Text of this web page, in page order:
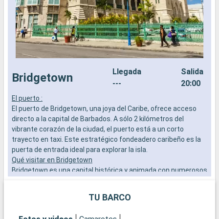
Bridgetown
Llegada
---
Salida
20:00
El puerto :
El puerto de Bridgetown, una joya del Caribe, ofrece acceso
directo a la capital de Barbados. A sólo 2 kilómetros del
vibrante corazón de la ciudad, el puerto está a un corto
trayecto en taxi. Este estratégico fondeadero caribeño es la
puerta de entrada ideal para explorar la isla.
Qué visitar en Bridgetown
Bridgetown es una capital histórica y animada con numerosos
testigo de la historia colonial de Barbados. Pasee por las
TU BARCO